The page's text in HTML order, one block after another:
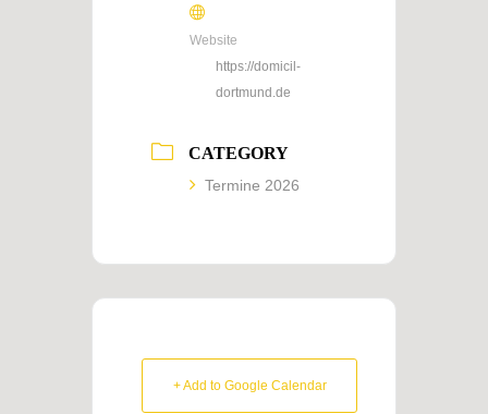
Website
https://domicil-
dortmund.de
CATEGORY
Termine 2026
+ Add to Google Calendar